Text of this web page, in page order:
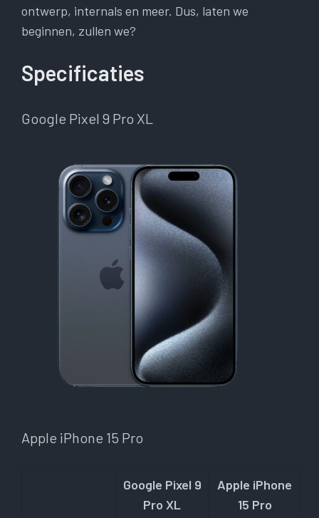
ontwerp, internals en meer. Dus, laten we
beginnen, zullen we?
Specificaties
Google Pixel 9 Pro XL
Apple iPhone 15 Pro
Google Pixel 9
Pro XL
Apple iPhone
15 Pro